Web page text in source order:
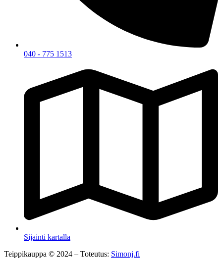
040 - 775 1513
Sijainti kartalla
Teippikauppa © 2024 – Toteutus: Simonj.fi